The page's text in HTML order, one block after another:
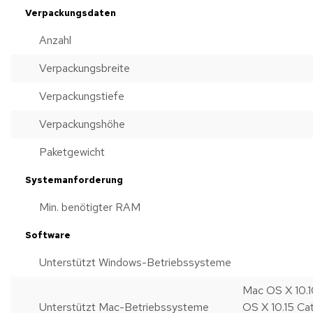
Verpackungsdaten
Anzahl
Verpackungsbreite
Verpackungstiefe
Verpackungshöhe
Paketgewicht
Systemanforderung
Min. benötigter RAM
Software
Unterstützt Windows-Betriebssysteme
Unterstützt Mac-Betriebssysteme
Mac OS X
OS X 10.15